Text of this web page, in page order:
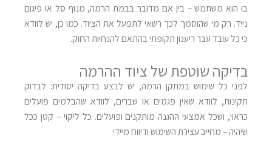
בו הוא משתמש – בין אם מדובר בבמת הרמה, מנוף סל או פיגום
נייד. רק מי שהוסמך לכך רשאי לתפעל את הציוד. כמו כן, יש לוודא
כי כל עובד עבר ריענון תקופתי בהתאם להנחיות החוק.
בדיקה שוטפת של ציוד ההרמה
לפני כל שימוש במתקן הרמה, יש לבצע בדיקה יסודית: לבדוק
תקינות, לוודא שאין פגמים או שברים, לוודא שהבלמים פועלים
כראוי, ושכל אמצעי ההגנה מותקנים ופועלים. כל ליקוי – קטן ככל
שיהיה – מחייב עצירת השימוש ודיווח מיידי.